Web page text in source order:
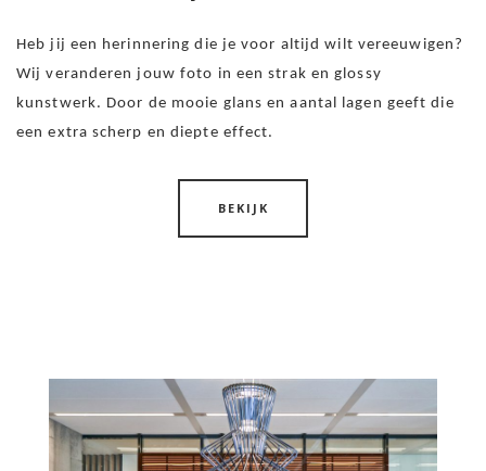
Heb jij een herinnering die je voor altijd wilt vereeuwigen?
Wij veranderen jouw foto in een strak en glossy
kunstwerk. Door de mooie glans en aantal lagen geeft die
een extra scherp en diepte effect.
BEKIJK